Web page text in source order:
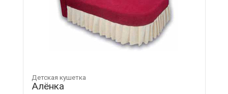
Детская кушетка
Алёнка